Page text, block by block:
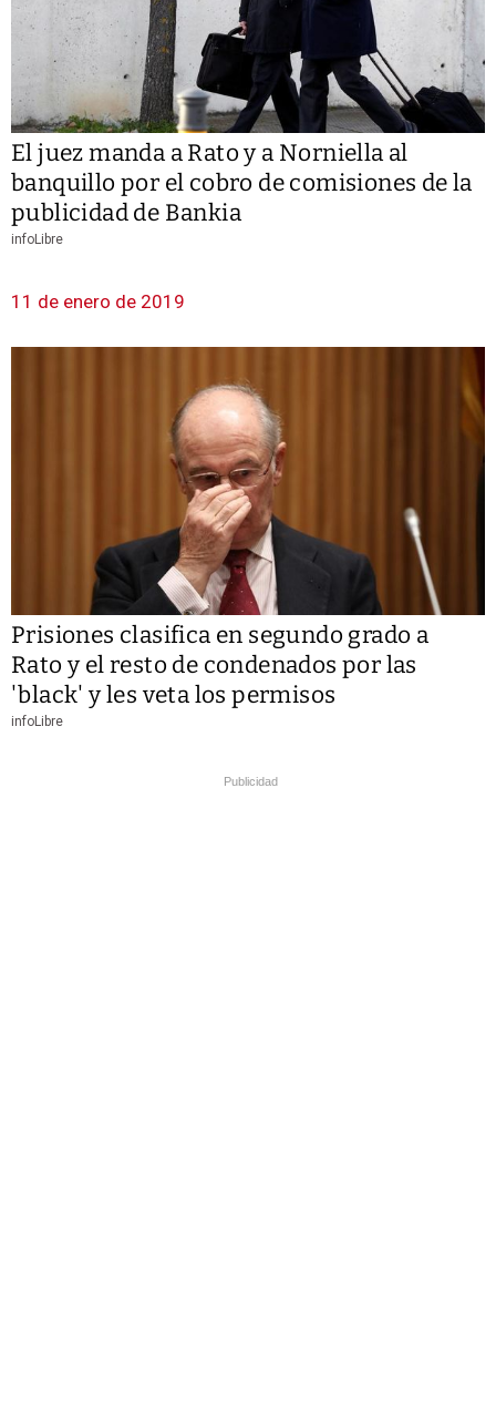
El juez manda a Rato y a Norniella al
banquillo por el cobro de comisiones de la
publicidad de Bankia
infoLibre
11 de enero de 2019
Prisiones clasifica en segundo grado a
Rato y el resto de condenados por las
'black' y les veta los permisos
infoLibre
Publicidad